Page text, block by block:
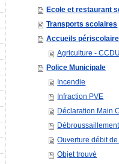
Ecole et restaurant
Transports scolaires
Accueils
Agriculture -
Police Municipale
Incendie
Infraction PVE
Déclaration Main
Débroussaillement
Ouverture débit
Objet trouvé